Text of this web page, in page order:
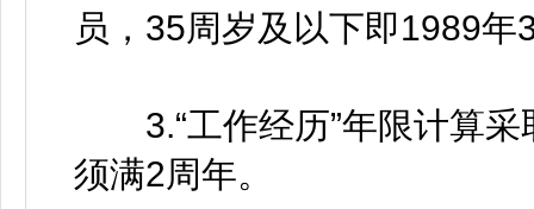
员，35周岁及以下即1989
3.“工作经历”年限计算采
须满2周年。